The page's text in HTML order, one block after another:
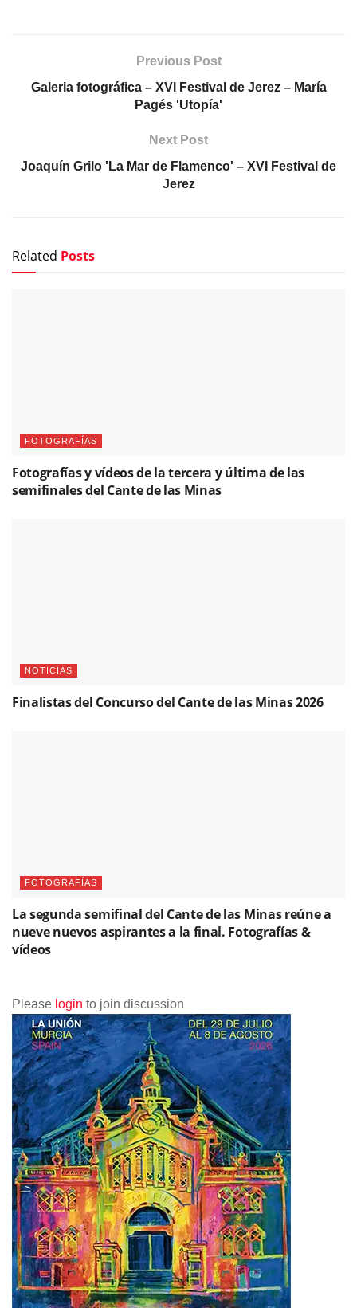
Previous Post
Galeria fotográfica – XVI Festival de Jerez – María
Pagés 'Utopía'
Next Post
Joaquín Grilo 'La Mar de Flamenco' – XVI Festival de
Jerez
Related Posts
FOTOGRAFÍAS
Fotografías y vídeos de la tercera y última de las
semifinales del Cante de las Minas
NOTICIAS
Finalistas del Concurso del Cante de las Minas 2026
FOTOGRAFÍAS
La segunda semifinal del Cante de las Minas reúne a
nueve nuevos aspirantes a la final. Fotografías &
vídeos
Please login to join discussion